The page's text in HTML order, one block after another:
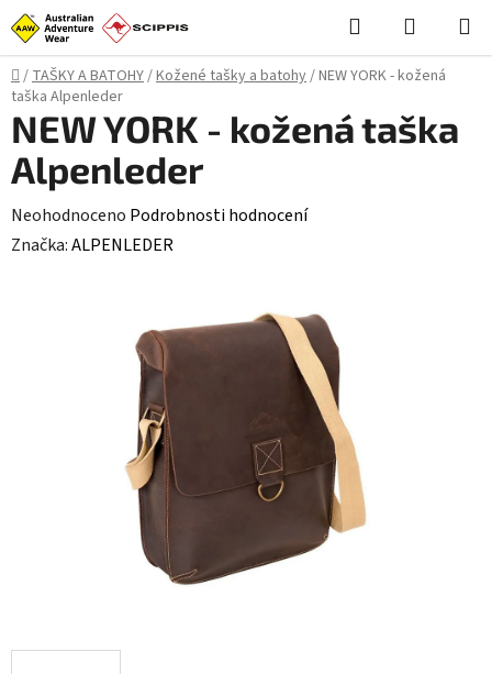
Přejít
na
obsah
Hledat
KOŠÍK
Domů
/TAŠKY A BATOHY/Kožené tašky a batohy/NEW YORK - kožená
taška Alpenleder
NEW YORK - kožená taška
Alpenleder
Průměrné
hodnocení
Neohodnoceno Podrobnosti hodnocení
Značka:ALPENLEDER